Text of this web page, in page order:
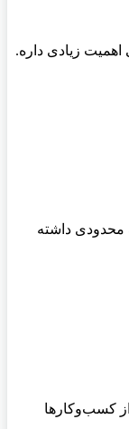
زیادی داره.
محدودی داشته
از کسب‌وکارها